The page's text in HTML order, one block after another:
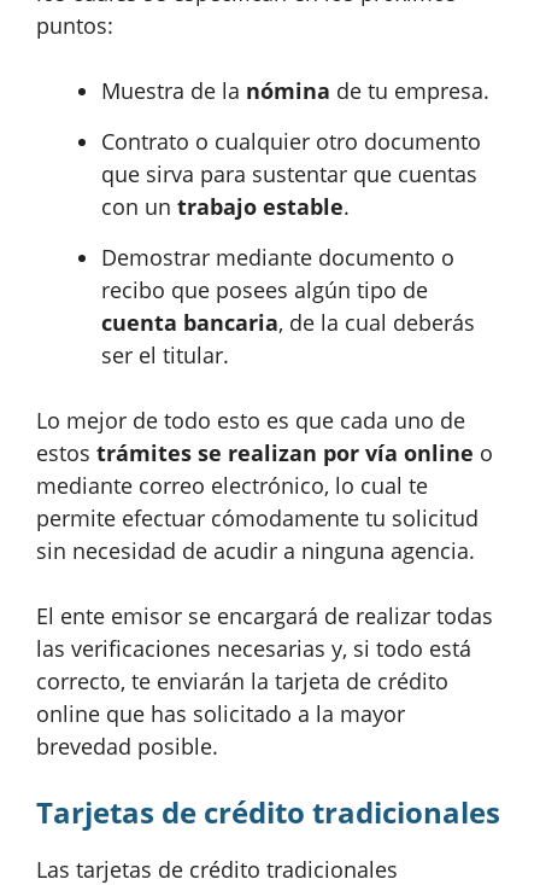
puntos:
Muestra de la nómina de tu empresa.
Contrato o cualquier otro documento
que sirva para sustentar que cuentas
con un trabajo estable.
Demostrar mediante documento o
recibo que posees algún tipo de
cuenta bancaria, de la cual deberás
ser el titular.
Lo mejor de todo esto es que cada uno de
estos trámites se realizan por vía online o
mediante correo electrónico, lo cual te
permite efectuar cómodamente tu solicitud
sin necesidad de acudir a ninguna agencia.
El ente emisor se encargará de realizar todas
las verificaciones necesarias y, si todo está
correcto, te enviarán la tarjeta de crédito
online que has solicitado a la mayor
brevedad posible.
Tarjetas de crédito tradicionales
Las tarjetas de crédito tradicionales